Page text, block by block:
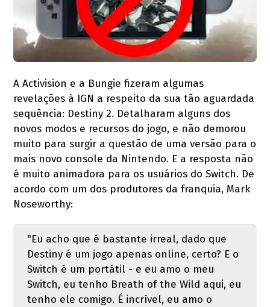
A Activision e a Bungie fizeram algumas
revelações à IGN a respeito da sua tão aguardada
sequência: Destiny 2. Detalharam alguns dos
novos modos e recursos do jogo, e não demorou
muito para surgir a questão de uma versão para o
mais novo console da Nintendo. E a resposta não
é muito animadora para os usuários do Switch. De
acordo com um dos produtores da franquia, Mark
Noseworthy:
"Eu acho que é bastante irreal, dado que
Destiny é um jogo apenas online, certo? E o
Switch é um portátil - e eu amo o meu
Switch, eu tenho Breath of the Wild aqui, eu
tenho ele comigo. É incrível, eu amo o